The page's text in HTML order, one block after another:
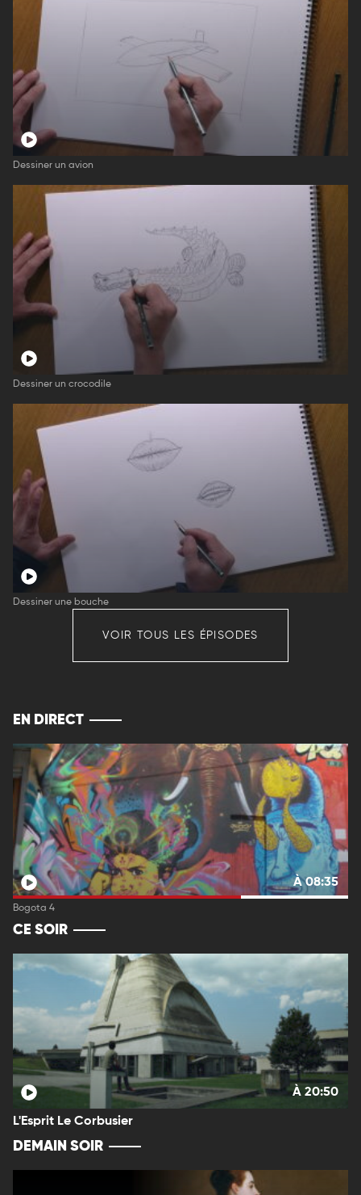
Dessiner un avion
Dessiner un crocodile
Dessiner une bouche
VOIR TOUS LES ÉPISODES
EN DIRECT
À 08:35
Bogota 4
CE SOIR
À 20:50
L'Esprit Le Corbusier
DEMAIN SOIR